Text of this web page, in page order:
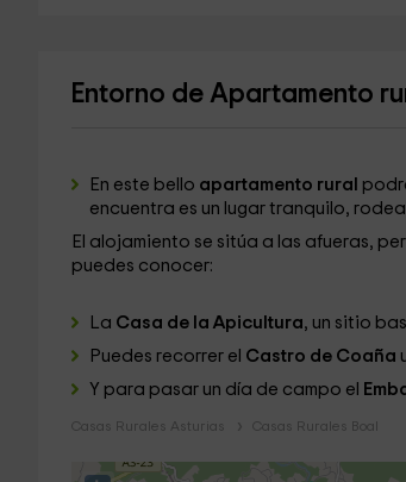
Entorno de Apartamento
En este bello apartamento rural
encuentra es un lugar tranquilo,
El alojamiento se sitúa a las afueras,
puedes conocer:
La Casa de la Apicultura, un sitio
Puedes recorrer el Castro de Coaña
Y para pasar un día de campo el
Casas Rurales Asturias Casas Rurales Boal